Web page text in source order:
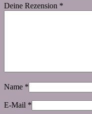
Deine Rezension *
Name *
E-Mail *